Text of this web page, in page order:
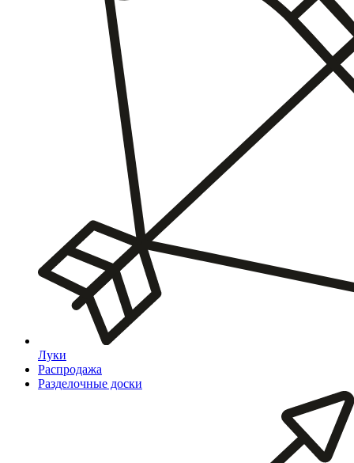
Луки
Распродажа
Разделочные доски